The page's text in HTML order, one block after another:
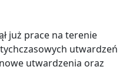
już prace na terenie
utwardzeń
utwardzenia oraz